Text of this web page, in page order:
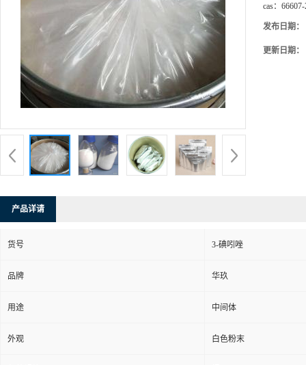
cas：
发布日期：
更新日期：
产品详请
货号 3-碘吲唑
品牌 华玖
用途 中间体
外观 白色粉末